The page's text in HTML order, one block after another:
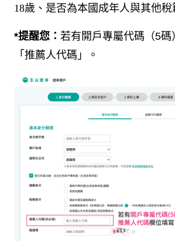
18歲、是否為本國成年人與其他稅
*提醒您： 若有開戶專屬代碼（5碼
「推薦人代碼」。